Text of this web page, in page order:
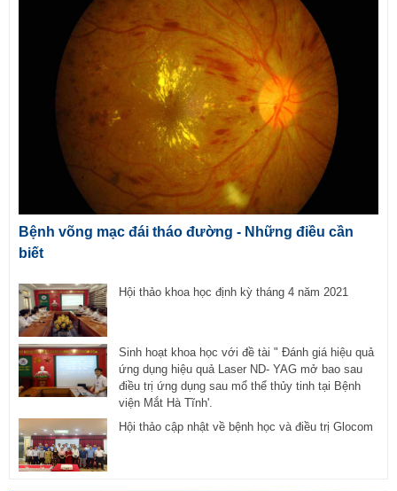
Bệnh võng mạc đái tháo đường - Những điều cần
biết
Hội thảo khoa học định kỳ tháng 4 năm 2021
Sinh hoạt khoa học với đề tài " Đánh giá hiệu quả
ứng dụng hiệu quả Laser ND- YAG mở bao sau
điều trị ứng dụng sau mổ thể thủy tinh tại Bệnh
viện Mắt Hà Tĩnh'.
Hội thảo cập nhật về bệnh học và điều trị Glocom